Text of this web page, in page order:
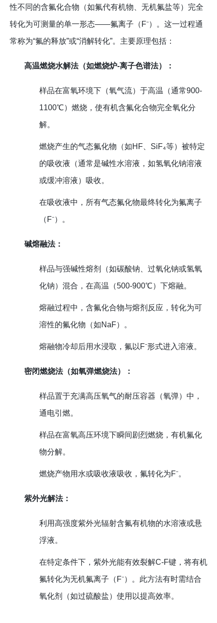
性不同的含氟化合物（如氟代有机物、无机氟盐等）完全
转化为可测量的单一形态——氟离子（F⁻）。这一过程通
常称为“氟的释放”或“消解转化”。主要原理包括：
高温燃烧水解法（如燃烧炉-离子色谱法）：
样品在富氧环境下（氧气流）于高温（通常900-
1100℃）燃烧，使有机含氟化合物完全氧化分
解。
燃烧产生的气态氟化物（如HF、SiF₄等）被特定
的吸收液（通常是碱性水溶液，如氢氧化钠溶液
或缓冲溶液）吸收。
在吸收液中，所有气态氟化物最终转化为氟离子
（F⁻）。
碱熔融法：
样品与强碱性熔剂（如碳酸钠、过氧化钠或氢氧
化钠）混合，在高温（500-900℃）下熔融。
熔融过程中，含氟化合物与熔剂反应，转化为可
溶性的氟化物（如NaF）。
熔融物冷却后用水浸取，氟以F⁻形式进入溶液。
密闭燃烧法（如氧弹燃烧法）：
样品置于充满高压氧气的耐压容器（氧弹）中，
通电引燃。
样品在富氧高压环境下瞬间剧烈燃烧，有机氟化
物分解。
燃烧产物用水或吸收液吸收，氟转化为F⁻。
紫外光解法：
利用高强度紫外光辐射含氟有机物的水溶液或悬
浮液。
在特定条件下，紫外光能有效裂解C-F键，将有机
氟转化为无机氟离子（F⁻）。此方法有时需结合
氧化剂（如过硫酸盐）使用以提高效率。